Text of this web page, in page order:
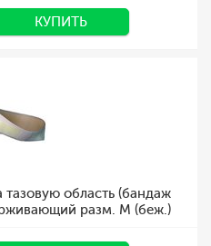
КУПИТЬ
тазовую область (бандаж
разм. M (беж.)